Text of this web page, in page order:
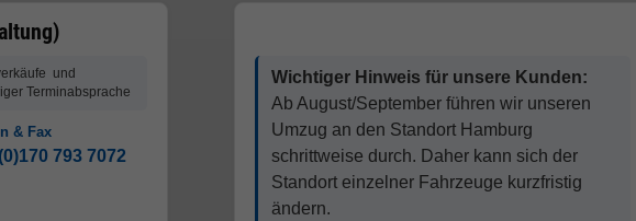
und
Terminabsprache
& Fax
793 7072
Wichtiger Hinweis für unsere Kunden:
Ab August/September führen wir unseren
Umzug an den Standort Hamburg
schrittweise durch. Daher kann sich der
Standort einzelner Fahrzeuge kurzfristig
ändern.